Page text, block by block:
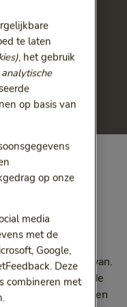
35% van de
tijd nog last van.
te herstellen of de
dagelijkse klusjes en
te laten
, het gebruik
op basis van
op onze
media
met de
Google,
Deze
combineren met